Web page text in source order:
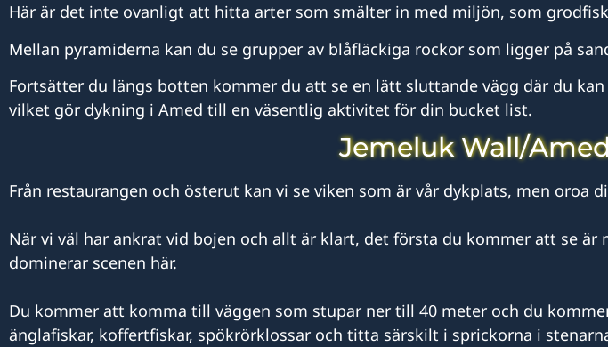
Här är det inte ovanligt att hitta arter som smälter in med miljön, som
Mellan pyramiderna kan du se grupper av blåfläckiga rockor som ligger på
Fortsätter du längs botten kommer du att se en lätt sluttande vägg där du
vilket gör dykning i Amed till en väsentlig aktivitet för din bucket list.
Jemeluk Wall/
Från restaurangen och österut kan vi se viken som är vår dykplats, men oroa
När vi väl har ankrat vid bojen och allt är klart, det första du kommer att se är
dominerar scenen här.
Du kommer att komma till väggen som stupar ner till 40 meter och du
änglafiskar, koffertfiskar, spökrörklossar och titta särskilt i sprickorna i